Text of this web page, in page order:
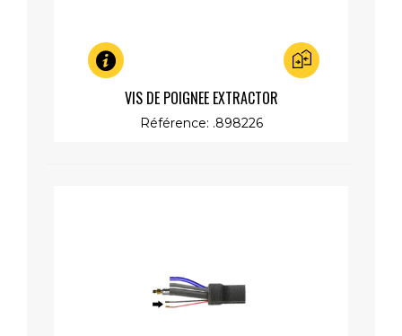
VIS DE POIGNEE EXTRACTOR
Référence: .898226